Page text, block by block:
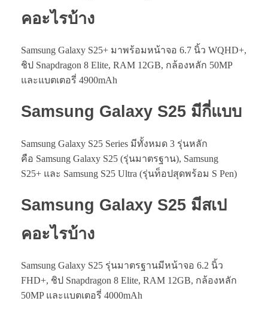
คอะไรบ้าง
Samsung Galaxy S25+ มาพร้อมหน้าจอ 6.7 นิ้ว WQHD+,
ชิป Snapdragon 8 Elite, RAM 12GB, กล้องหลัก 50MP
และแบตเตอรี่ 4900mAh
Samsung Galaxy S25 มีกี่แบบ
Samsung Galaxy S25 Series มีทั้งหมด 3 รุ่นหลัก
คือ Samsung Galaxy S25 (รุ่นมาตรฐาน), Samsung
S25+ และ Samsung S25 Ultra (รุ่นท็อปสุดพร้อม S Pen)
Samsung Galaxy S25 มีสเป
คอะไรบ้าง
Samsung Galaxy S25 รุ่นมาตรฐานมีหน้าจอ 6.2 นิ้ว
FHD+, ชิป Snapdragon 8 Elite, RAM 12GB, กล้องหลัก
50MP และแบตเตอรี่ 4000mAh